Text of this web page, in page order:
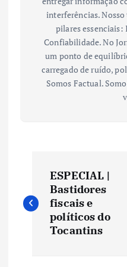
interferências.
pilares
Confiabilidade. No
um ponto de
carregado de ruído,
Somos Factual.
a
ESPECIAL |
Bastidores
fiscais e
políticos do
Tocantins